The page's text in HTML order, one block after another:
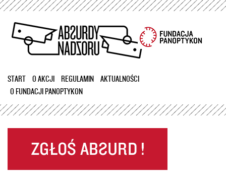
Przejdź
treści
START O AKCJI REGULAMIN
AKTUALNOŚCI
O FUNDACJI PANOPTYKON